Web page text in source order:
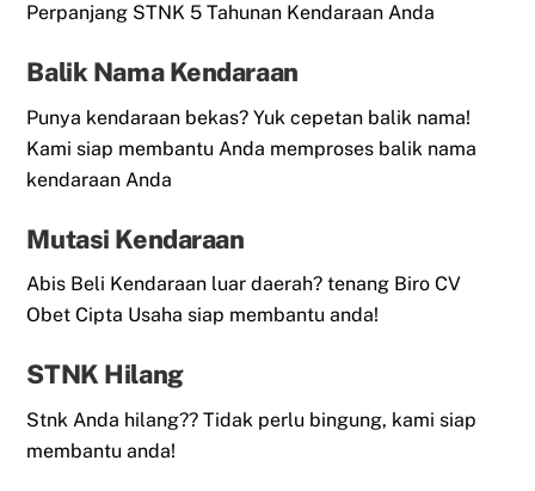
Perpanjang STNK 5 Tahunan Kendaraan Anda
Balik Nama Kendaraan
Punya kendaraan bekas? Yuk cepetan balik nama!
Kami siap membantu Anda memproses balik nama
kendaraan Anda
Mutasi Kendaraan
Abis Beli Kendaraan luar daerah? tenang Biro CV
Obet Cipta Usaha siap membantu anda!
STNK Hilang
Stnk Anda hilang?? Tidak perlu bingung, kami siap
membantu anda!